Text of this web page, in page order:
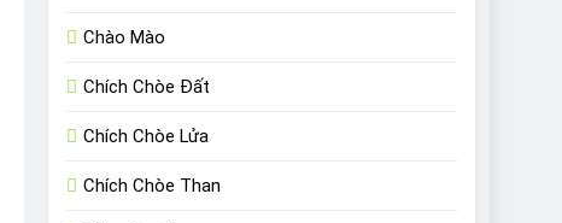
Chào Mào
Chích Chòe Đất
Chích Chòe Lửa
Chích Chòe Than